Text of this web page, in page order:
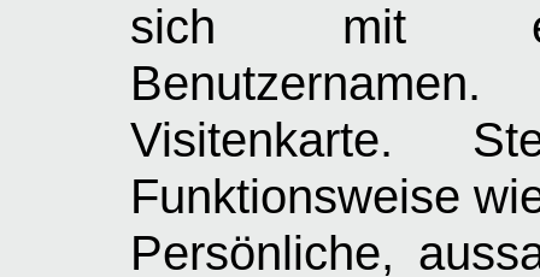
sich mit
Visitenkarte.
Funktionsweise
Persönliche,